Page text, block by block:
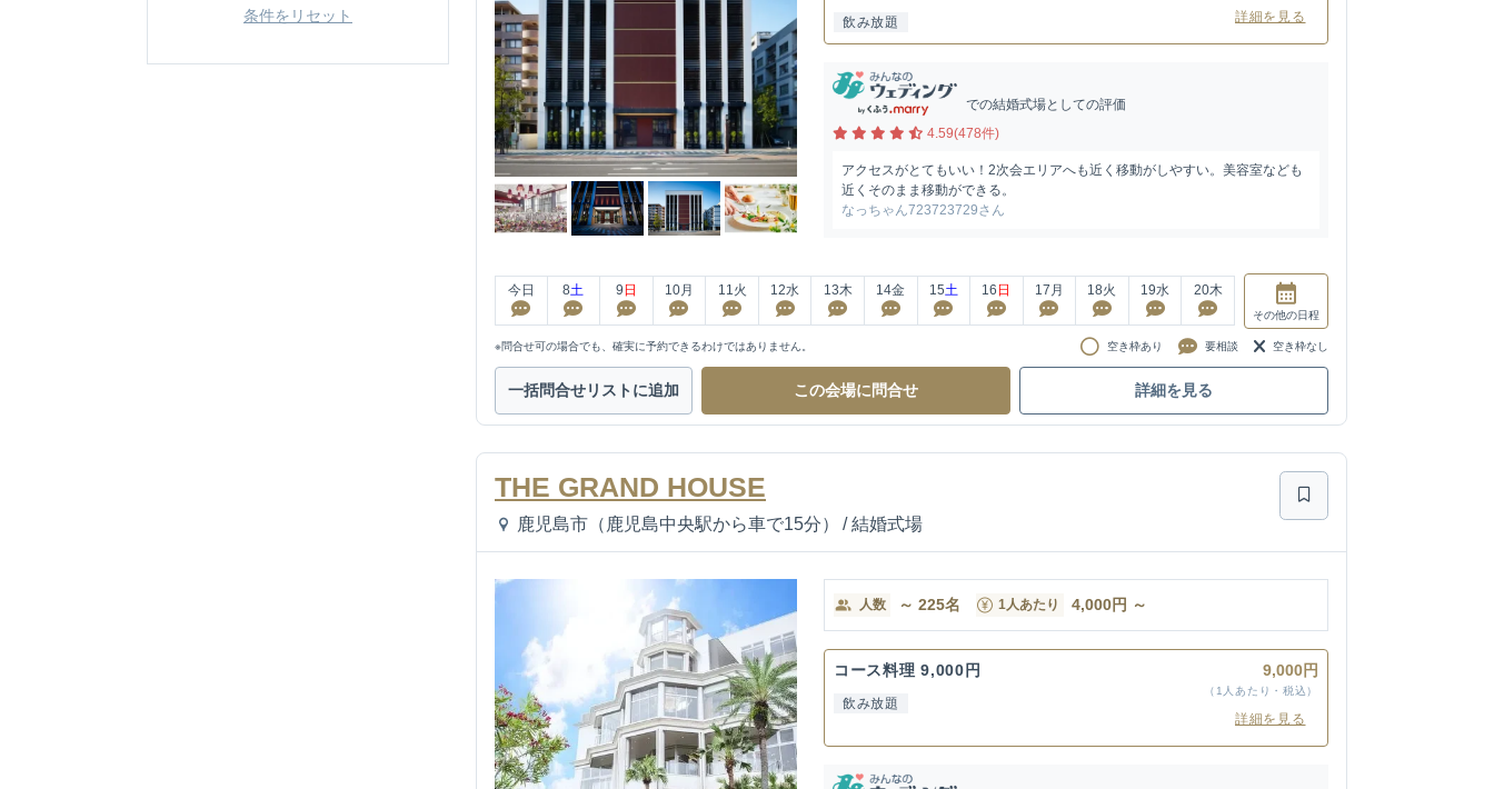
条件をリセット 飲み放題 詳細を見る
での結婚式場としての評価
4.59(478件)
アクセスがとてもいい！2次会エリアへも近く移動がしやすい。美容室なども
近くそのまま移動ができる。
なっちゃん723723729さん
今日 8土 9 日 10月 11火 12水 13木 14金 15土 16 日 17 月 18火 19水 20木
その他の日程
※問合せ可の場合でも、確実に予約できるわけではありません。 空き枠あり 要相談 空き枠なし
一括問合せリストに追加 この会場に問合せ 詳細を見る
THE GRAND HOUSE
鹿児島市（鹿児島中央駅から車で15分） / 結婚式場
人数 ～ 225名 1人あたり 4,000円 ～
コース料理 9,000円
飲み放題
9,000円
（1人あたり・税込）
詳細を見る